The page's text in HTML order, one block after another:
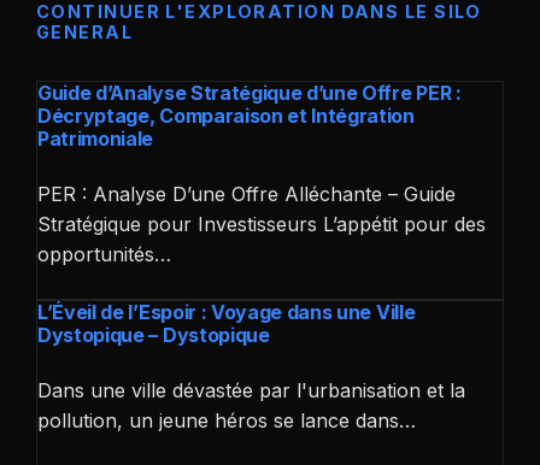
CONTINUER L'EXPLORATION DANS LE SILO
GENERAL
Guide d’Analyse Stratégique d’une Offre PER :
Décryptage, Comparaison et Intégration
Patrimoniale
PER : Analyse D’une Offre Alléchante – Guide
Stratégique pour Investisseurs L’appétit pour des
opportunités…
L’Éveil de l’Espoir : Voyage dans une Ville
Dystopique – Dystopique
Dans une ville dévastée par l'urbanisation et la
pollution, un jeune héros se lance dans…